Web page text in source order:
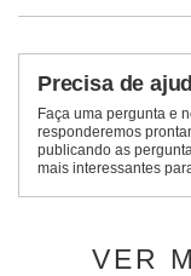
Precisa de
Faça uma pergunta e
responderemos
publicando as
mais interessantes
VER